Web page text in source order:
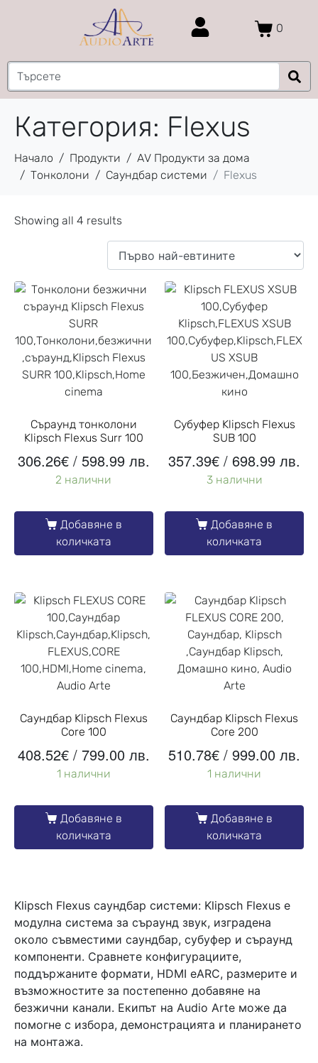
0
Категория: Flexus
Начало Продукти
AV Продукти за дома
Тонколони
Саундбар системи Flexus
Showing all 4 results
Съраунд тонколони
Klipsch Flexus Surr 100
306.26€/ 598.99 лв.
2 налични
Добавяне в
количката
Субуфер Klipsch Flexus
SUB 100
357.39€ / 698.99 лв.
3 налични
Добавяне в
количката
Саундбар Klipsch Flexus
Core 100
408.52€/ 799.00 лв.
1 налични
Добавяне в
количката
Саундбар Klipsch Flexus
Core 200
510.78€ / 999.00 лв.
1 налични
Добавяне в
количката
Klipsch Flexus саундбар системи: Klipsch Flexus е
модулна система за съраунд звук, изградена
около съвместими саундбар, субуфер и съраунд
компоненти. Сравнете конфигурациите,
поддържаните формати, HDMI eARC, размерите и
възможностите за постепенно добавяне на
безжични канали. Екипът на Audio Arte може да
помогне с избора, демонстрацията и планирането
на монтажа.